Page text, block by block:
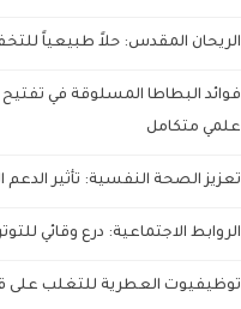
الريحان المقدس: حلاً طبيعياً
فوائد البطاطا المسلوقة في
علمي متكامل
تعزيز الصحة النفسية: تأثير
الروابط الاجتماعية: درع وقائي
توظيفيوت العطرية للتغلب على